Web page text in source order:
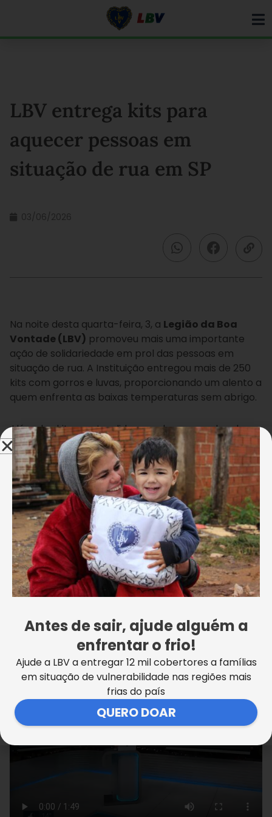
LBV entrega kits para
aquecer pessoas em
situação de rua em SP
03/06/2026
Na noite desta quarta-feira, 3, a Legião da Boa
Vontade (LBV) promoveu mais uma importante
ação de solidariedade em prol das pessoas em
situação de rua. A Instituição entregou mais de 250
kits com gorros e luvas, proporcionando um alento a
quem enfrenta as baixas temperaturas sem abrigo.
Além dos kits, os atendidos receberam um lanche
especial, preparado com carinho por voluntários da
LBV e receberam serviço de corte de cabelo. A
iniciativa reforça o compromisso da Instituição
com a promoção da dignidade humana e com o
amparo às populações mais vulneráveis,
especialmente em períodos de frio intenso.
Com o apoio da sociedade civil e de parceiros
solidários, a LBV continua mobilizando esforços para
ampliar o alcance de suas ações emergenciais,
levando acolhimento e esperança a quem mais
A ação foi destaque no Jornal SP2, da TV Globo, com
a repórter Fernanda Elnour e apresentação de
@jr.burnier. Assista!
Antes de sair, ajude alguém a
enfrentar o frio!
Ajude a LBV a entregar 12 mil cobertores a famílias
em situação de vulnerabilidade nas regiões mais
frias do país
QUERO DOAR